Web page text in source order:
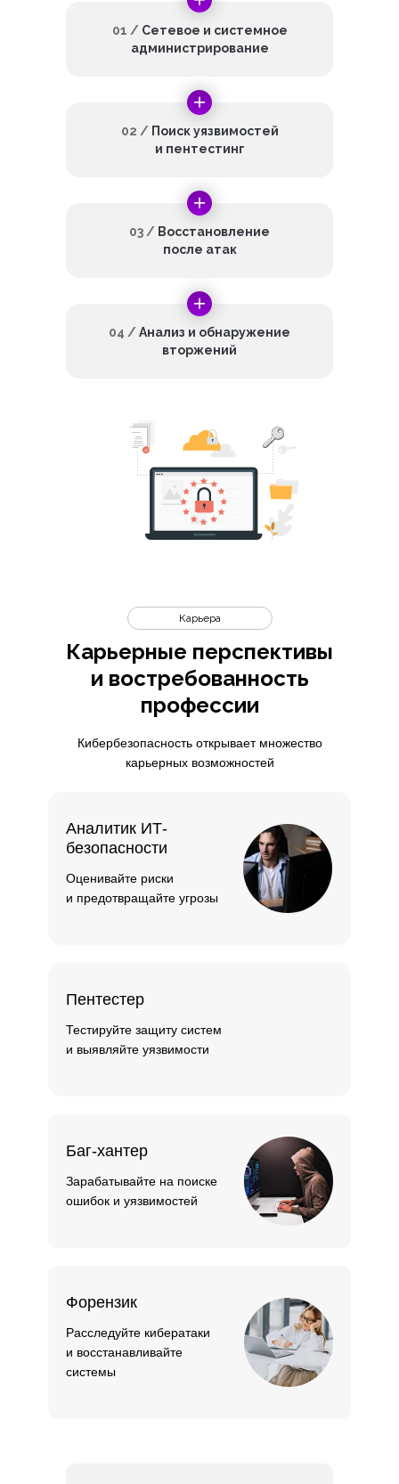
04 / Анализ и обнаружение
вторжений
03 / Восстановление
после атак
02 / Поиск уязвимостей
и пентестинг
01 / Сетевое и системное
администрирование
Карьерные перспективы
и востребованность
профессии
Карьера
Кибербезопасность открывает множество
карьерных возможностей
Аналитик ИТ-
безопасности
Оценивайте риски
и предотвращайте угрозы
Пентестер
Тестируйте защиту систем
и выявляйте уязвимости
Баг-хантер
Зарабатывайте на поиске
ошибок и уязвимостей
Форензик
Расследуйте кибератаки
и восстанавливайте
системы